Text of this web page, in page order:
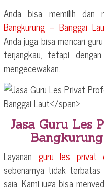
Anda bisa memilih dan
Bangkurung – Banggai
Anda juga bisa mencari
terjangkau, tetapi
mengecewakan.
Jasa Guru Les
Layanan guru les privat
sebenarnya tidak
saja. Kami juga bisa